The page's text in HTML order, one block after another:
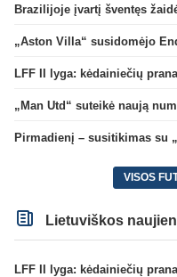
„Aston Villa“ susidomėjo
LFF II lyga: kėdainiečių
„Man Utd“ suteikė naują
Pirmadienį – susitikimas su
VISOS
Lietuviškos
LFF II lyga: kėdainiečių